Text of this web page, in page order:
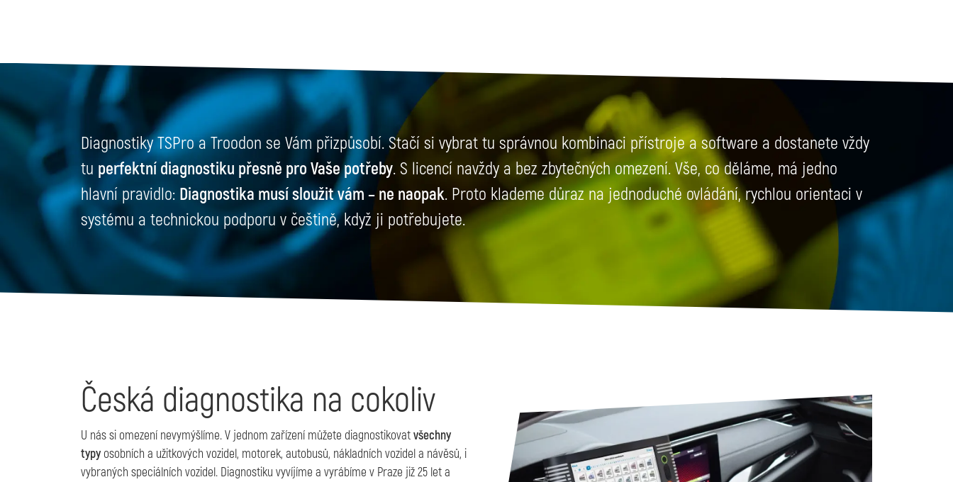
Diagnostiky TSPro a Troodon se Vám přizpůsobí. Stačí si vybrat tu správnou kombinaci přístroje a software a dostanete vždy
tu perfektní diagnostiku přesně pro Vaše potřeby. S licencí navždy a bez zbytečných omezení. Vše, co děláme, má jedno
hlavní pravidlo: Diagnostika musí sloužit vám – ne naopak. Proto klademe důraz na jednoduché ovládání, rychlou orientaci v
systému a technickou podporu v češtině, když ji potřebujete.
Česká diagnostika na cokoliv
U nás si omezení nevymýšlíme. V jednom zařízení můžete diagnostikovatvšechny
typy osobních a užitkových vozidel, motorek, autobusů, nákladních vozidel a návěsů, i
vybraných speciálních vozidel. Diagnostiku vyvíjíme a vyrábíme v Praze již 25 let a